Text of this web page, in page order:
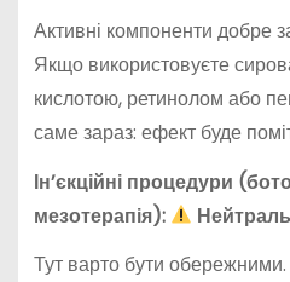
Активні компоненти добре
Якщо використовуєте
кислотою, ретинолом або
саме зараз: ефект буде
Ін’єкційні процедури
мезотерапія):
Тут варто бути